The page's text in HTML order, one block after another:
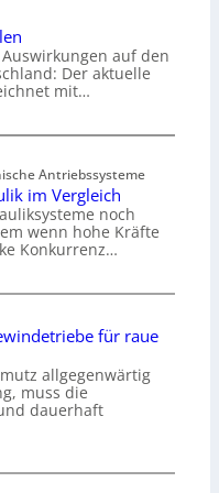
auf den
Der aktuelle
mit…
Antriebssysteme
im Vergleich
noch
wenn hohe Kräfte
Konkurrenz…
für raue
allgegenwärtig
muss die
dauerhaft